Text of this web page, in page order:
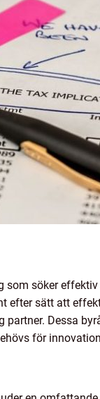
söker
efter sätt att
partner. Dessa
för